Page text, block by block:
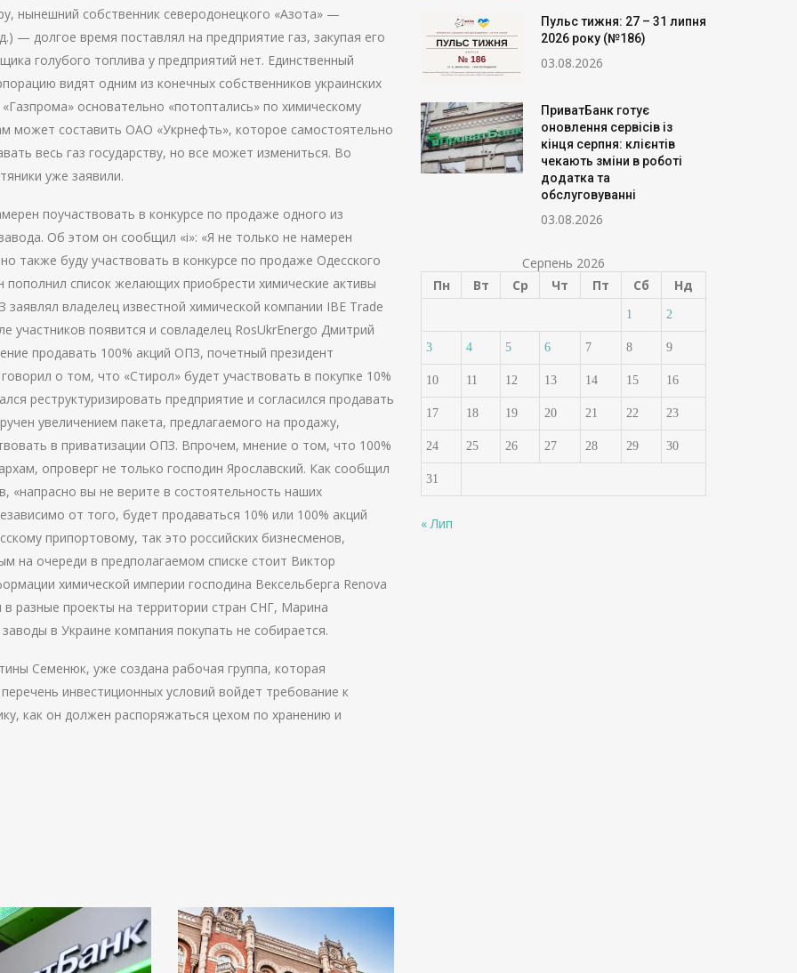
нынешний собственник северодонецкого «Азота» —
долгое время поставлял на предприятие газ, закупая его
голубого топлива у предприятий нет. Единственный
видят одним из конечных собственников украинских
основательно «потоптались» по химическому
может составить ОАО «Укрнефть», которое самостоятельно
весь газ государству, но все может измениться. Во
уже заявили.
поучаствовать в конкурсе по продаже одного из
Об этом он сообщил «і»: «Я не только не намерен
также буду участвовать в конкурсе по продаже Одесского
список желающих приобрести химические активы
владелец известной химической компании IBE Trade
участников появится и совладелец RosUkrEnergo Дмитрий
продавать 100% акций ОПЗ, почетный президент
о том, что «Стирол» будет участвовать в покупке 10%
реструктуризировать предприятие и согласился продавать
увеличением пакета, предлагаемого на продажу,
в приватизации ОПЗ. Впрочем, мнение о том, что 100%
опроверг не только господин Ярославский. Как сообщил
«напрасно вы не верите в состоятельность наших
от того, будет продаваться 10% или 100% акций
припортовому, так это российских бизнесменов,
на очереди в предполагаемом списке стоит Виктор
химической империи господина Вексельберга Renova
разные проекты на территории стран СНГ, Марина
в Украине компания покупать не собирается.
Семенюк, уже создана рабочая группа, которая
инвестиционных условий войдет требование к
как он должен распоряжаться цехом по хранению и
Пульс тижня: 27 – 31 липня
2026 року (№186)
03.08.2026
ПриватБанк готує
оновлення сервісів із
кінця серпня: клієнтів
чекають зміни в роботі
додатка та
обслуговуванні
03.08.2026
Серпень 2026
Пн
Вт Ср Чт Пт Сб Нд
1 2
3 4 5 6 7 8 9
10 11 12 13 14 15 16
17 18 19 20 21 22 23
24 25 26 27 28 29 30
31
« Лип